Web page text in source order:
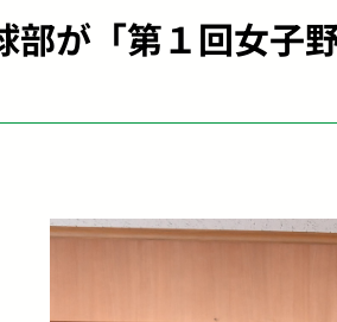
部が「第１回女子